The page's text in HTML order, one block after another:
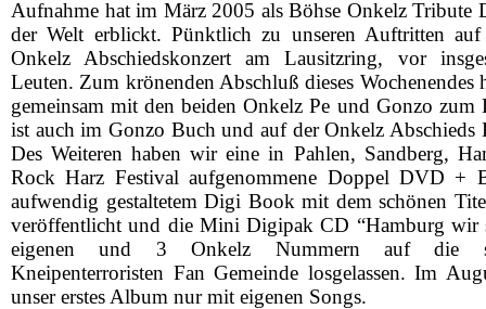
Aufnahme hat im März 2005 als Böhse Onkelz Tribute
der Welt erblickt. Pünktlich zu unseren Auftritten
Onkelz Abschiedskonzert am Lausitzring, vor
Leuten. Zum krönenden Abschluß dieses Wochenendes
gemeinsam mit den beiden Onkelz Pe und Gonzo zum
ist auch im Gonzo Buch und auf der Onkelz
Des Weiteren haben wir eine in Pahlen, Sandberg,
Rock Harz Festival aufgenommene Doppel DVD +
aufwendig gestaltetem Digi Book mit dem schönen
veröffentlicht und die Mini Digipak CD “Hamburg wir
eigenen und 3 Onkelz Nummern auf die
Kneipenterroristen Fan Gemeinde losgelassen. Im
unser erstes Album nur mit eigenen Songs.